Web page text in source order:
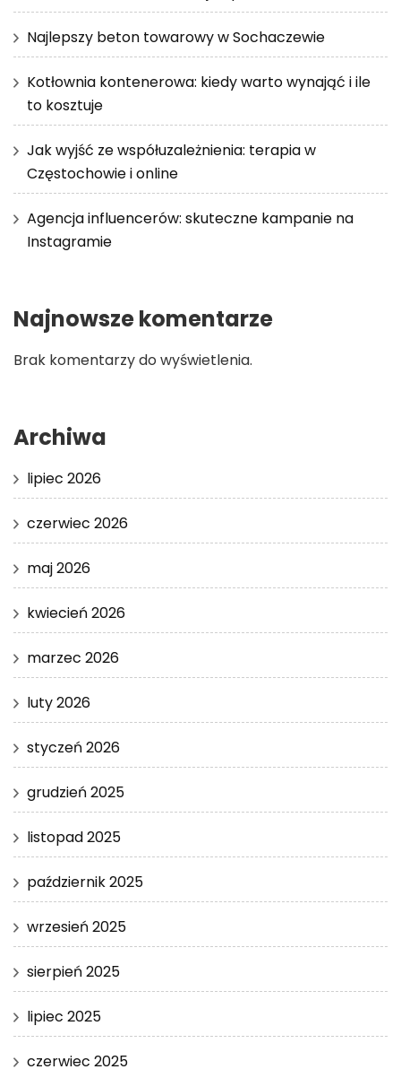
Najlepszy beton towarowy w Sochaczewie
Kotłownia kontenerowa: kiedy warto wynająć i ile
to kosztuje
Jak wyjść ze współuzależnienia: terapia w
Częstochowie i online
Agencja influencerów: skuteczne kampanie na
Instagramie
Najnowsze komentarze
Brak komentarzy do wyświetlenia.
Archiwa
lipiec 2026
czerwiec 2026
maj 2026
kwiecień 2026
marzec 2026
luty 2026
styczeń 2026
grudzień 2025
listopad 2025
październik 2025
wrzesień 2025
sierpień 2025
lipiec 2025
czerwiec 2025